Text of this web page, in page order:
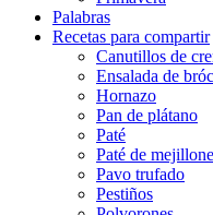
Palabras
Recetas para compartir
Canutillos de
Ensalada de
Hornazo
Pan de plátano
Paté
Paté de
Pavo trufado
Pestiños